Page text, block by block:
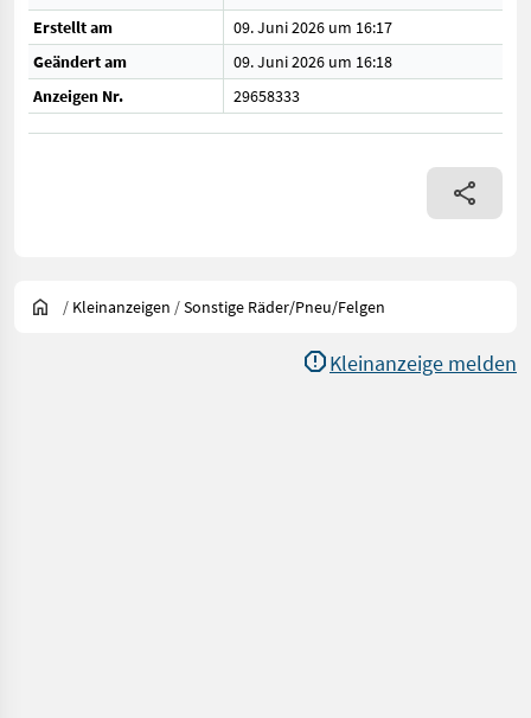
Erstellt am
09. Juni 2026 um 16:17
Geändert am
09. Juni 2026 um 16:18
Anzeigen Nr.
29658333
/ Kleinanzeigen /Sonstige Räder/Pneu/Felgen
Kleinanzeige melden